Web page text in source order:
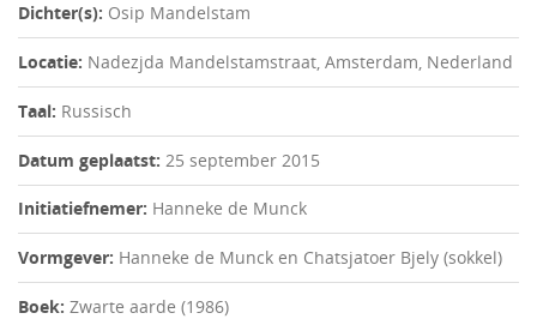
Dichter(s): Osip Mandelstam
Locatie: Nadezjda Mandelstamstraat, Amsterdam, Nederland
Taal: Russisch
Datum geplaatst: 25 september 2015
Initiatiefnemer: Hanneke de Munck
Vormgever: Hanneke de Munck en Chatsjatoer Bjely (sokkel)
Boek: Zwarte aarde (1986)